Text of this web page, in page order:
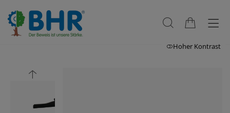
Hoher Kontrast